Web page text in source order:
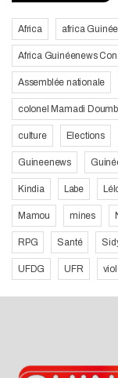
Africa africa
Africa Guinéenews
Assemblée nationale
colonel Mamadi
culture Elections
Guineenews
Kindia Labe
Mamou mines
RPG Santé
UFDG UFR